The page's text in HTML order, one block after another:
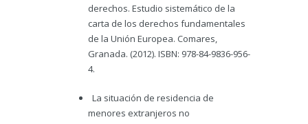
derechos. Estudio sistemático de la
carta de los derechos fundamentales
de la Unión Europea. Comares,
Granada. (2012). ISBN: 978-84-9836-956-
4.
La situación de residencia de
menores extranjeros no